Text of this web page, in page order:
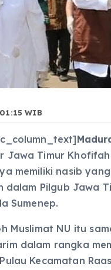
WIB
Jawa Timur
memiliki nasib
Pilgub Jawa
Sumenep.
Muslimat NU itu
dalam rangka
Kecamatan